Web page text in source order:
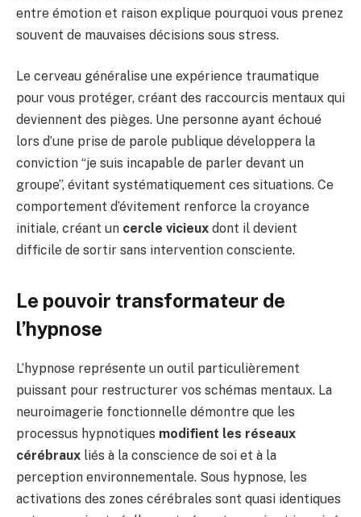
entre émotion et raison explique pourquoi vous prenez
souvent de mauvaises décisions sous stress.
Le cerveau généralise une expérience traumatique
pour vous protéger, créant des raccourcis mentaux qui
deviennent des pièges. Une personne ayant échoué
lors d’une prise de parole publique développera la
conviction “je suis incapable de parler devant un
groupe”, évitant systématiquement ces situations. Ce
comportement d’évitement renforce la croyance
initiale, créant un cercle vicieux dont il devient
difficile de sortir sans intervention consciente.
Le pouvoir transformateur de
l’hypnose
L’hypnose représente un outil particulièrement
puissant pour restructurer vos schémas mentaux. La
neuroimagerie fonctionnelle démontre que les
processus hypnotiques modifient les réseaux
cérébraux liés à la conscience de soi et à la
perception environnementale. Sous hypnose, les
activations des zones cérébrales sont quasi identiques